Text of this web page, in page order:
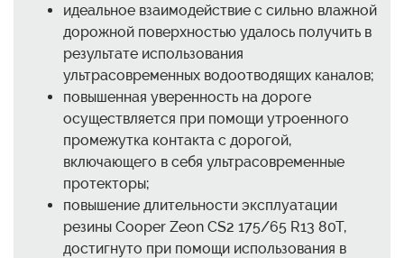
идеальное взаимодействие с сильно влажной
дорожной поверхностью удалось получить в
результате использования
ультрасовременных водоотводящих каналов;
повышенная уверенность на дороге
осуществляется при помощи утроенного
промежутка контакта с дорогой,
включающего в себя ультрасовременные
протекторы;
повышение длительности эксплуатации
резины Cooper Zeon CS2 175/65 R13 80T,
достигнуто при помощи использования в